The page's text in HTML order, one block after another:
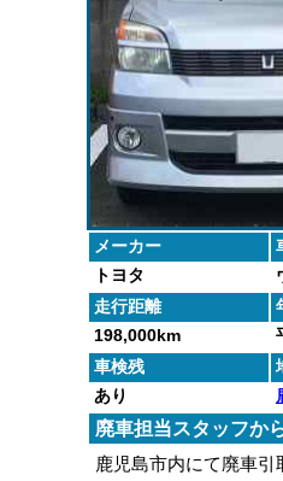
メーカー
トヨタ
走行距離
198,000km
車検残
あり
廃車担当スタッフか
鹿児島市内にて廃車引